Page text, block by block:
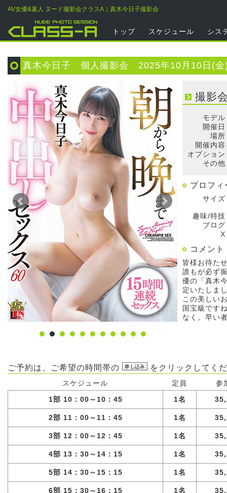
AV女優&素人 ヌード撮影会クラスA｜真木今日子撮影会
トップ スケジュール シス
真木今日子 個人撮影会 2025年10月10日(金
撮影
モデル
開催
場所
開催内容
オプション
その他
プロフィ
サイズ
趣味/特技
ブログ
X
コメント
皆様お待た
誰もが必ず
優の「真木
定いたしま
この美しい
国宝級です
なく。早い
ご予約は、ご希望の時間帯の をクリックしてく
スケジュール 定員
参
1部 10：00～10：45
1名
2部 11：00～11：45 1名
3部 12：00～12：45 1名
4部 13：30～14：15 1名
5部 14：30～15：15 1名
6部 15：30～16：15 1名